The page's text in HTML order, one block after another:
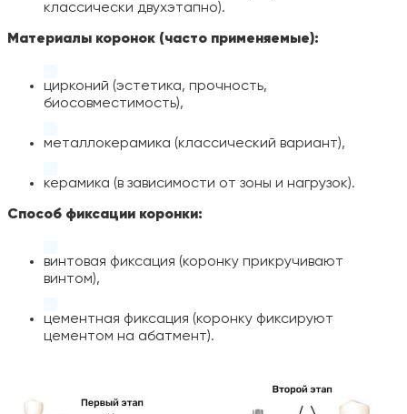
классически двухэтапно).
Материалы коронок (часто применяемые):
цирконий (эстетика, прочность,
биосовместимость),
металлокерамика (классический вариант),
керамика (в зависимости от зоны и нагрузок).
Способ фиксации коронки:
винтовая фиксация (коронку прикручивают
винтом),
цементная фиксация (коронку фиксируют
цементом на абатмент).